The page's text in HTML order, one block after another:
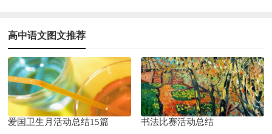
高中语文图文推荐
爱国卫生月活动总结15篇 书法比赛活动总结